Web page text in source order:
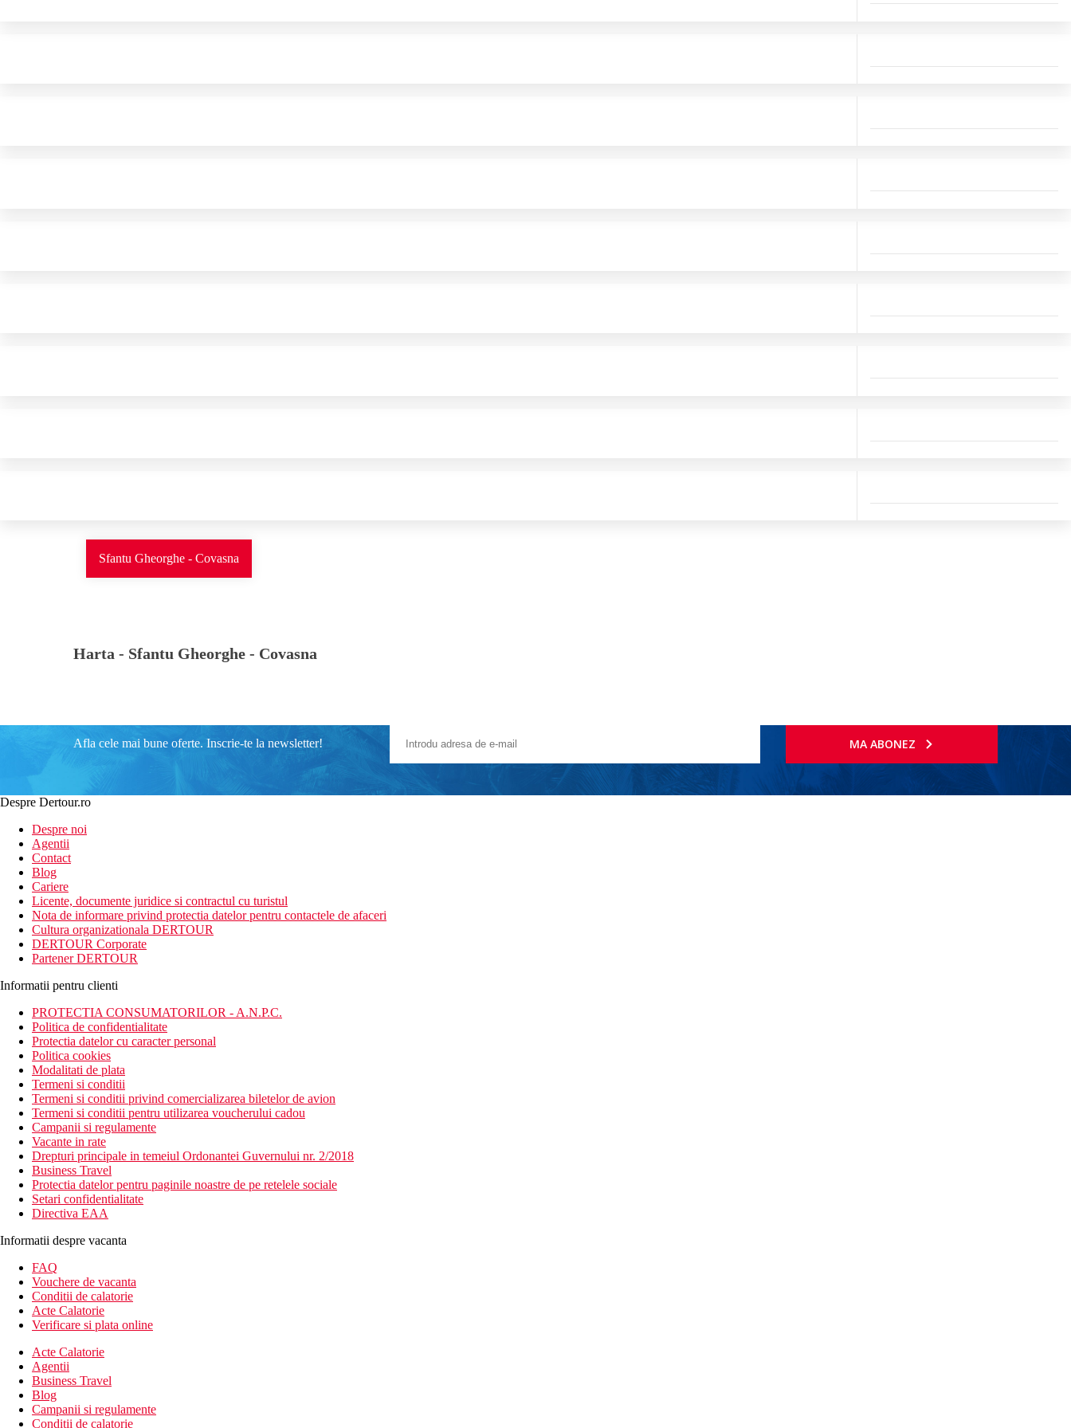
Sfantu Gheorghe - Covasna
Harta - Sfantu Gheorghe - Covasna
Afla cele mai bune oferte. Inscrie-te la newsletter! MA ABONEZ
Despre Dertour.ro
Despre noi
Agentii
Contact
Blog
Cariere
Licente, documente juridice si contractul cu turistul
Nota de informare privind protectia datelor pentru contactele de afaceri
Cultura organizationala DERTOUR
DERTOUR Corporate
Partener DERTOUR
Informatii pentru clienti
PROTECTIA CONSUMATORILOR - A.N.P.C.
Politica de confidentialitate
Protectia datelor cu caracter personal
Politica cookies
Modalitati de plata
Termeni si conditii
Termeni si conditii privind comercializarea biletelor de avion
Termeni si conditii pentru utilizarea voucherului cadou
Campanii si regulamente
Vacante in rate
Drepturi principale in temeiul Ordonantei Guvernului nr. 2/2018
Business Travel
Protectia datelor pentru paginile noastre de pe retelele sociale
Setari confidentialitate
Directiva EAA
Informatii despre vacanta
FAQ
Vouchere de vacanta
Conditii de calatorie
Acte Calatorie
Verificare si plata online
Acte Calatorie
Agentii
Business Travel
Blog
Campanii si regulamente
Conditii de calatorie